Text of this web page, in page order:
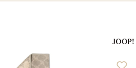
von 4.8 von 5 Sternen